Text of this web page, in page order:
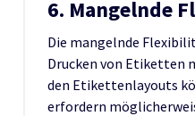
6. Mangelnde
Die mangelnde
Drucken von Etiketten
den Etikettenlayouts
erfordern